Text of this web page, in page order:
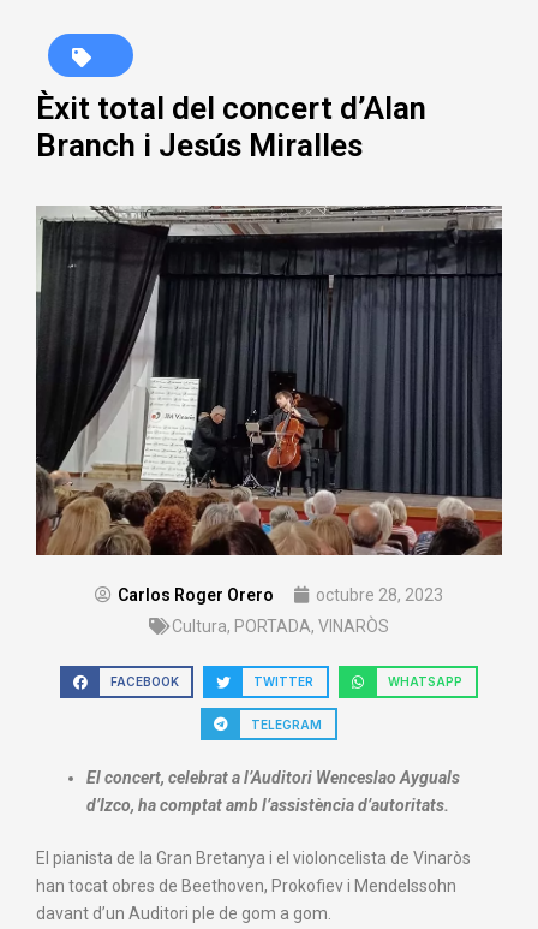
Èxit total del concert d’Alan
Branch i Jesús Miralles
Carlos Roger Orero
octubre 28, 2023
Cultura, PORTADA, VINARÒS
FACEBOOK TWITTER WHATSAPP
TELEGRAM
El concert, celebrat a l’Auditori Wenceslao Ayguals
d’Izco, ha comptat amb l’assistència d’autoritats.
El pianista de la Gran Bretanya i el violoncelista de Vinaròs
han tocat obres de Beethoven, Prokofiev i Mendelssohn
davant d’un Auditori ple de gom a gom.